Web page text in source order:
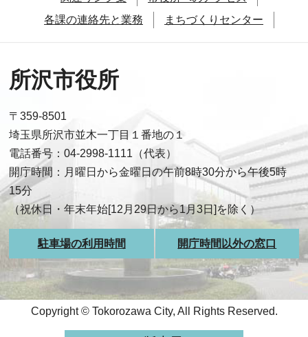
各課の連絡先と業務
まちづくりセンター
所沢市役所
〒359-8501
埼玉県所沢市並木一丁目１番地の１
電話番号：04-2998-1111（代表）
開庁時間：月曜日から金曜日の午前8時30分から午後5時
15分
（祝休日・年末年始[12月29日から1月3日]を除く）
駐車場の利用時間 開庁時間以外の窓口
Copyright © Tokorozawa City, All Rights Reserved.